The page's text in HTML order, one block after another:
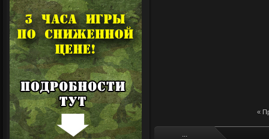
«
...